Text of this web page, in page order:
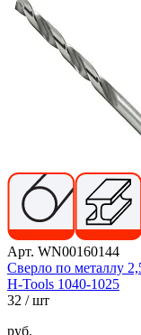
Арт. WN00160144
Сверло по металлу
H-Tools 1040-1025
32 / шт
руб.